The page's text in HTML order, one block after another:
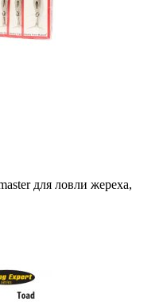
для ловли жереха,